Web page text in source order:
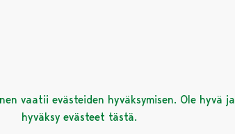
vaatii evästeiden hyväksymisen. Ole hyvä ja
hyväksy evästeet tästä.